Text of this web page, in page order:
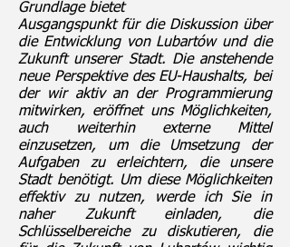
Grundlage bietet
Ausgangspunkt für die Diskussion über
die Entwicklung von Lubartów und die
Zukunft unserer Stadt. Die anstehende
neue Perspektive des EU-Haushalts, bei
der wir aktiv an der Programmierung
mitwirken, eröffnet uns Möglichkeiten,
auch weiterhin externe Mittel
einzusetzen, um die Umsetzung der
Aufgaben zu erleichtern, die unsere
Stadt benötigt. Um diese Möglichkeiten
effektiv zu nutzen, werde ich Sie in
naher Zukunft einladen, die
Schlüsselbereiche zu diskutieren, die